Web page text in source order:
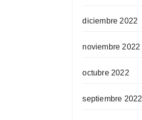
diciembre 2022
noviembre 2022
octubre 2022
septiembre 2022